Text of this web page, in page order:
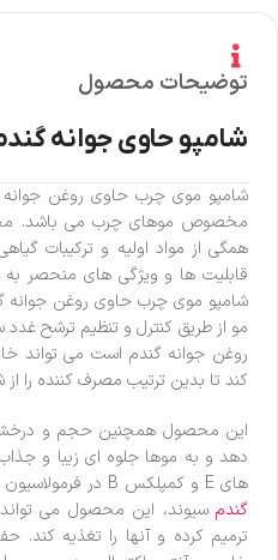
توضیحات محصول
شامپو حاوی جوانه
شامپو موی چرب حاوی روغن جوانه
مخصوص موهای چرب می باشد.
همگی از مواد اولیه و ترکیبات
قابلیت ها و ویژگی های منحصر
شامپو موی چرب حاوی روغن جوانه
مو از طریق کنترل و تنظیم ترشح
روغن جوانه گندم است می تواند
کند تا بدین ترتیب مصرف کننده را
این محصول همچنین حجم و
دهد و به موها جلوه ای زیبا و
های E و کمپلکس B در فرمولاسیون شامپو موی چرب حاوی روغن
گندم سیوند، این محصول می
ترمیم کرده و آنها را تغذیه